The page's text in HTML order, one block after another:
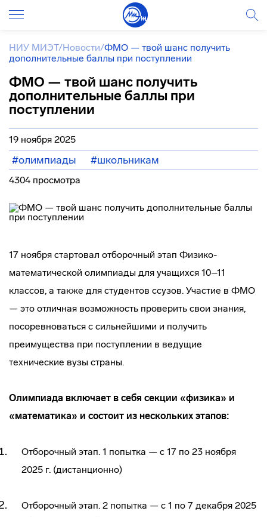
НИУ МИЭТ/Новости/ФМО — твой шанс получить
дополнительные баллы при поступлении
ФМО — твой шанс получить
дополнительные баллы при
поступлении
19 ноября 2025
#олимпиады #школьникам
4304 просмотра
17 ноября стартовал отборочный этап Физико-
математической олимпиады для учащихся 10–11
классов, а также для студентов ссузов. Участие в ФМО
— это отличная возможность проверить свои знания,
посоревноваться с сильнейшими и получить
преимущества при поступлении в ведущие
технические вузы страны.
Олимпиада включает в себя секции «физика» и
«математика» и состоит из нескольких этапов:
Отборочный этап. 1 попытка — с 17 по 23 ноября
2025 г. (дистанционно)
Отборочный этап. 2 попытка — с 1 по 7 декабря 2025